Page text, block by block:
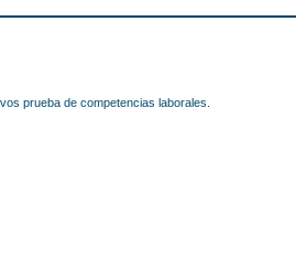
prueba de competencias laborales.